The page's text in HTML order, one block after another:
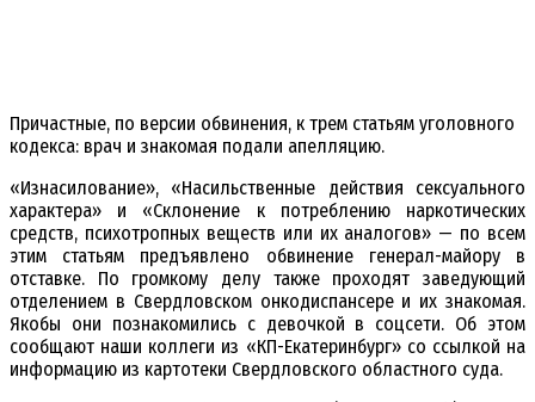
Причастные, по версии обвинения, к трем статьям уголовного
кодекса: врач и знакомая подали апелляцию.
«Изнасилование», «Насильственные действия сексуального
характера» и «Склонение к потреблению наркотических
средств, психотропных веществ или их аналогов» — по всем
этим статьям предъявлено обвинение генерал-майору в
отставке. По громкому делу также проходят заведующий
отделением в Свердловском онкодиспансере и их знакомая.
Якобы они познакомились с девочкой в соцсети. Об этом
сообщают наши коллеги из «КП-Екатеринбург» со ссылкой на
информацию из картотеки Свердловского областного суда.